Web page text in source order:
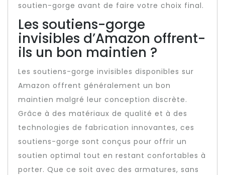
soutien-gorge avant de faire votre choix final.
Les soutiens-gorge
invisibles d’Amazon offrent-
ils un bon maintien ?
Les soutiens-gorge invisibles disponibles sur
Amazon offrent généralement un bon
maintien malgré leur conception discrète.
Grâce à des matériaux de qualité et à des
technologies de fabrication innovantes, ces
soutiens-gorge sont conçus pour offrir un
soutien optimal tout en restant confortables à
porter. Que ce soit avec des armatures, sans